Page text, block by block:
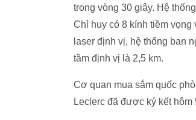
trong vòng 30 giây. Hệ
Chỉ huy có 8 kính tiềm vọng
laser định vị, hệ thống ban
tầm định vị là 2,5 km.
Cơ quan mua sắm quốc
Leclerc đã được ký kết